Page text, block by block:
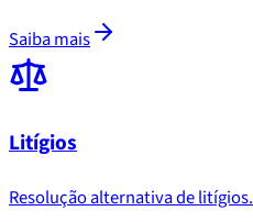
Saiba mais
Litígios
Resolução alternativa de litígios.